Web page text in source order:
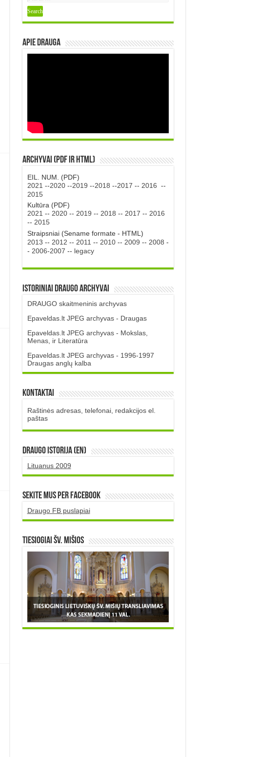
Apie DRAUGA
Archyvai (PDF ir HTML)
EIL. NUM. (PDF)
2021 --2020--2019 --2018 --2017 -- 2016 --
2015
Kultūra (PDF)
2021 -- 2020-- 2019 -- 2018 -- 2017 -- 2016
-- 2015
Straipsniai (Sename formate - HTML)
2013 -- 2012 -- 2011 -- 2010-- 2009 -- 2008 -
- 2006-2007 -- legacy
Istoriniai DRAUGO Archyvai
DRAUGO skaitmeninis archyvas
Epaveldas.lt JPEG archyvas - Draugas
Epaveldas.lt JPEG archyvas - Mokslas,
Menas, ir Literatūra
Epaveldas.lt JPEG archyvas - 1996-1997
Draugas anglų kalba
Kontaktai
Raštinės adresas, telefonai, redakcijos el.
paštas
DRAUGO istorija (EN)
Lituanus 2009
Sekite mus per Facebook
Draugo FB puslapiai
TIESIOGIAI šv. MIŠIOS